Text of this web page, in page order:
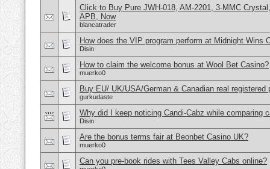
Click to Buy Pure JWH-018, AM-2201, 3-MMC
APB, Now
blancatrader
How does the VIP program perform at Midnight Wins
Disin
How to claim the welcome bonus at Wool Bet Casino?
muerko0
Buy EU/ UK/USA/German & Canadian real
gurkudaste
Why did I keep noticing Candi-Cabz while comparing
Disin
Are the bonus terms fair at Beonbet Casino UK?
muerko0
Can you pre-book rides with Tees Valley Cabs online?